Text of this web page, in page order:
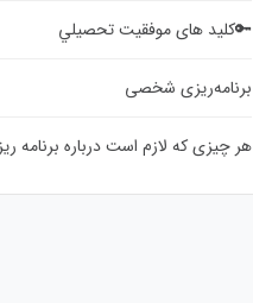
🔑کلید های موفقيت تحصيلي
برنامه‌ریزی شخصی
هر چیزی که لازم است درباره برنامه